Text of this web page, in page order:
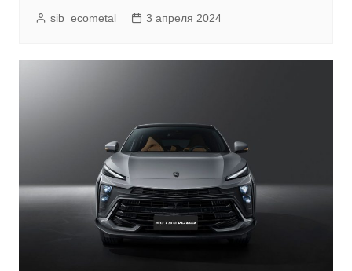
sib_ecometal 3 апреля 2024